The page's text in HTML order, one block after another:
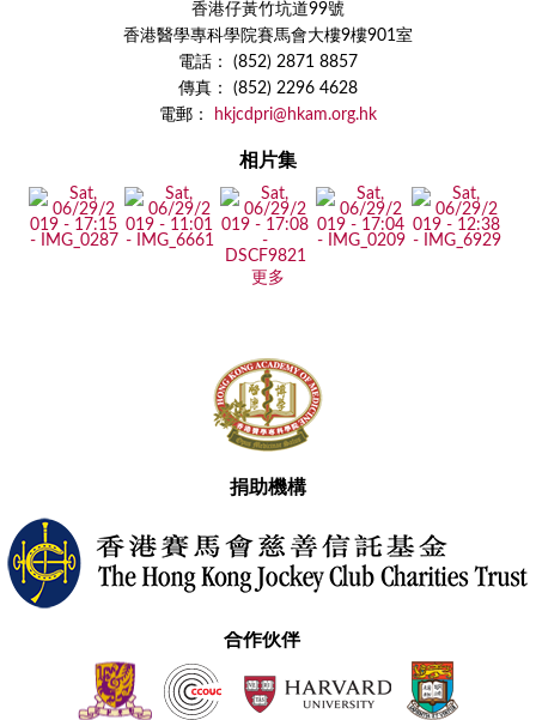
香港仔黃竹坑道99號
香港醫學專科學院賽馬會大樓9樓901室
電話： (852) 2871 8857
傳真： (852) 2296 4628
電郵：
hkjcdpri@hkam.org.hk
相片集
更多
捐助機構
合作伙伴